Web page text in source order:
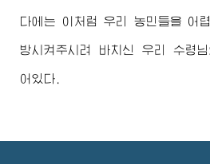
다에는 이처럼 우리 농민들을 어
방시켜주시려 바치신 우리 수령님
어있다.